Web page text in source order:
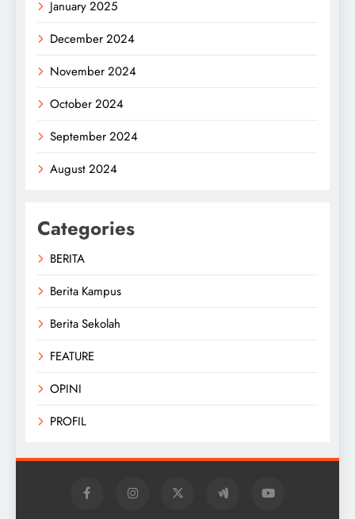
January 2025
December 2024
November 2024
October 2024
September 2024
August 2024
Categories
BERITA
Berita Kampus
Berita Sekolah
FEATURE
OPINI
PROFIL